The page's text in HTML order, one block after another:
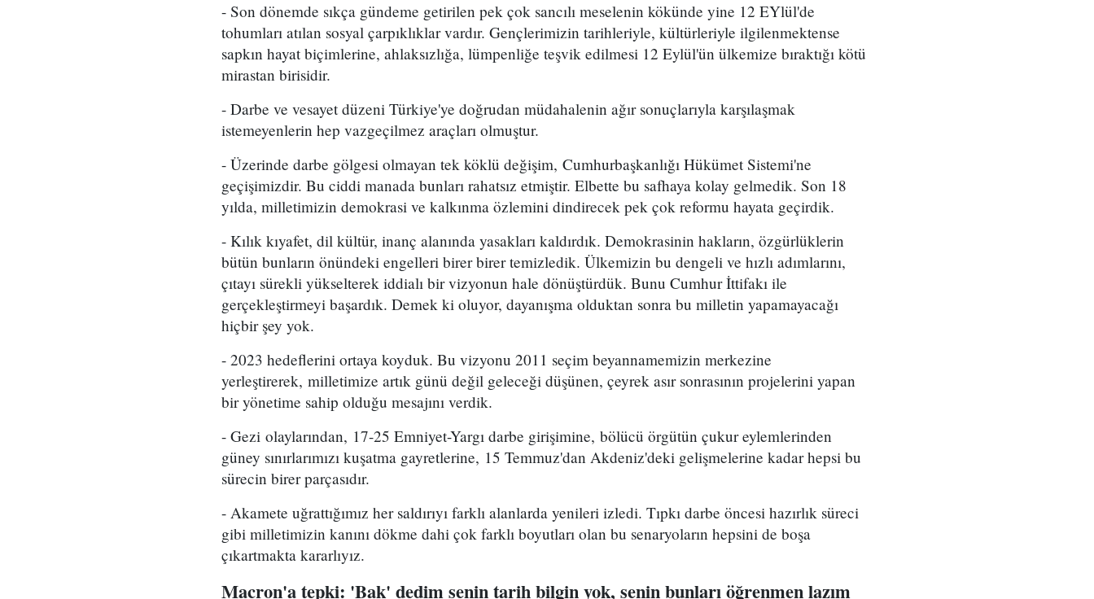
- Son dönemde sıkça gündeme getirilen pek çok sancılı meselenin kökünde yine 12 EYlül'de
tohumları atılan sosyal çarpıklıklar vardır. Gençlerimizin tarihleriyle, kültürleriyle ilgilenmektense
sapkın hayat biçimlerine, ahlaksızlığa, lümpenliğe teşvik edilmesi 12 Eylül'ün ülkemize bıraktığı kötü
mirastan birisidir.
- Darbe ve vesayet düzeni Türkiye'ye doğrudan müdahalenin ağır sonuçlarıyla karşılaşmak
istemeyenlerin hep vazgeçilmez araçları olmuştur.
- Üzerinde darbe gölgesi olmayan tek köklü değişim, Cumhurbaşkanlığı Hükümet Sistemi'ne
geçişimizdir. Bu ciddi manada bunları rahatsız etmiştir. Elbette bu safhaya kolay gelmedik. Son 18
yılda, milletimizin demokrasi ve kalkınma özlemini dindirecek pek çok reformu hayata geçirdik.
- Kılık kıyafet, dil kültür, inanç alanında yasakları kaldırdık. Demokrasinin hakların, özgürlüklerin
bütün bunların önündeki engelleri birer birer temizledik. Ülkemizin bu dengeli ve hızlı adımlarını,
çıtayı sürekli yükselterek iddialı bir vizyonun hale dönüştürdük. Bunu Cumhur İttifakı ile
gerçekleştirmeyi başardık. Demek ki oluyor, dayanışma olduktan sonra bu milletin yapamayacağı
hiçbir şey yok.
- 2023 hedeflerini ortaya koyduk. Bu vizyonu 2011 seçim beyannamemizin merkezine
yerleştirerek, milletimize artık günü değil geleceği düşünen, çeyrek asır sonrasının projelerini yapan
bir yönetime sahip olduğu mesajını verdik.
- Gezi olaylarından, 17-25 Emniyet-Yargı darbe girişimine, bölücü örgütün çukur eylemlerinden
güney sınırlarımızı kuşatma gayretlerine, 15 Temmuz'dan Akdeniz'deki gelişmelerine kadar hepsi bu
sürecin birer parçasıdır.
- Akamete uğrattığımız her saldırıyı farklı alanlarda yenileri izledi. Tıpkı darbe öncesi hazırlık süreci
gibi milletimizin kanını dökme dahi çok farklı boyutları olan bu senaryoların hepsini de boşa
çıkartmakta kararlıyız.
Macron'a tepki: 'Bak' dedim senin tarih bilgin yok, senin bunları öğrenmen lazım